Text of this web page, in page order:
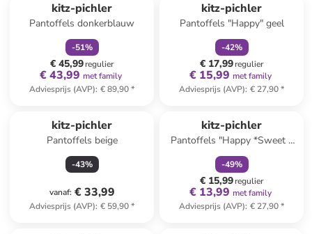
kitz-pichler
Pantoffels donkerblauw
-51%
€ 45,99regulier
€ 43,99 met family
Adviesprijs (AVP): € 89,90*
kitz-pichler
Pantoffels "Happy" geel
-42%
€ 17,99regulier
€ 15,99 met family
Adviesprijs (AVP): € 27,90*
kitz-pichler
Pantoffels beige
-43%
vanaf: € 33,99
Adviesprijs (AVP): € 59,90*
kitz-pichler
Pantoffels "Happy *Sweet -
Heart*" roze
-49%
€ 15,99regulier
€ 13,99 met family
Adviesprijs (AVP): € 27,90*